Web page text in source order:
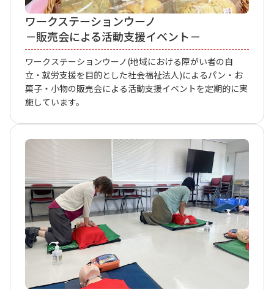
ワークステーションウーノ
－販売会による活動支援イベント－
ワークステーションウーノ(地域における障がい者の自
立・就労支援を目的とした社会福祉法人)によるパン・お
菓子・小物の販売会による活動支援イベントを定期的に実
施しています。